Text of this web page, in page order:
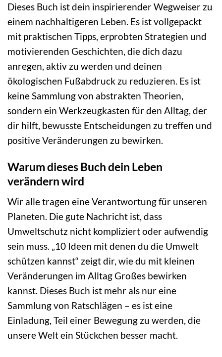
Dieses Buch ist dein inspirierender Wegweiser zu
einem nachhaltigeren Leben. Es ist vollgepackt
mit praktischen Tipps, erprobten Strategien und
motivierenden Geschichten, die dich dazu
anregen, aktiv zu werden und deinen
ökologischen Fußabdruck zu reduzieren. Es ist
keine Sammlung von abstrakten Theorien,
sondern ein Werkzeugkasten für den Alltag, der
dir hilft, bewusste Entscheidungen zu treffen und
positive Veränderungen zu bewirken.
Warum dieses Buch dein Leben
verändern wird
Wir alle tragen eine Verantwortung für unseren
Planeten. Die gute Nachricht ist, dass
Umweltschutz nicht kompliziert oder aufwendig
sein muss. „10 Ideen mit denen du die Umwelt
schützen kannst“ zeigt dir, wie du mit kleinen
Veränderungen im Alltag Großes bewirken
kannst. Dieses Buch ist mehr als nur eine
Sammlung von Ratschlägen – es ist eine
Einladung, Teil einer Bewegung zu werden, die
unsere Welt ein Stückchen besser macht.